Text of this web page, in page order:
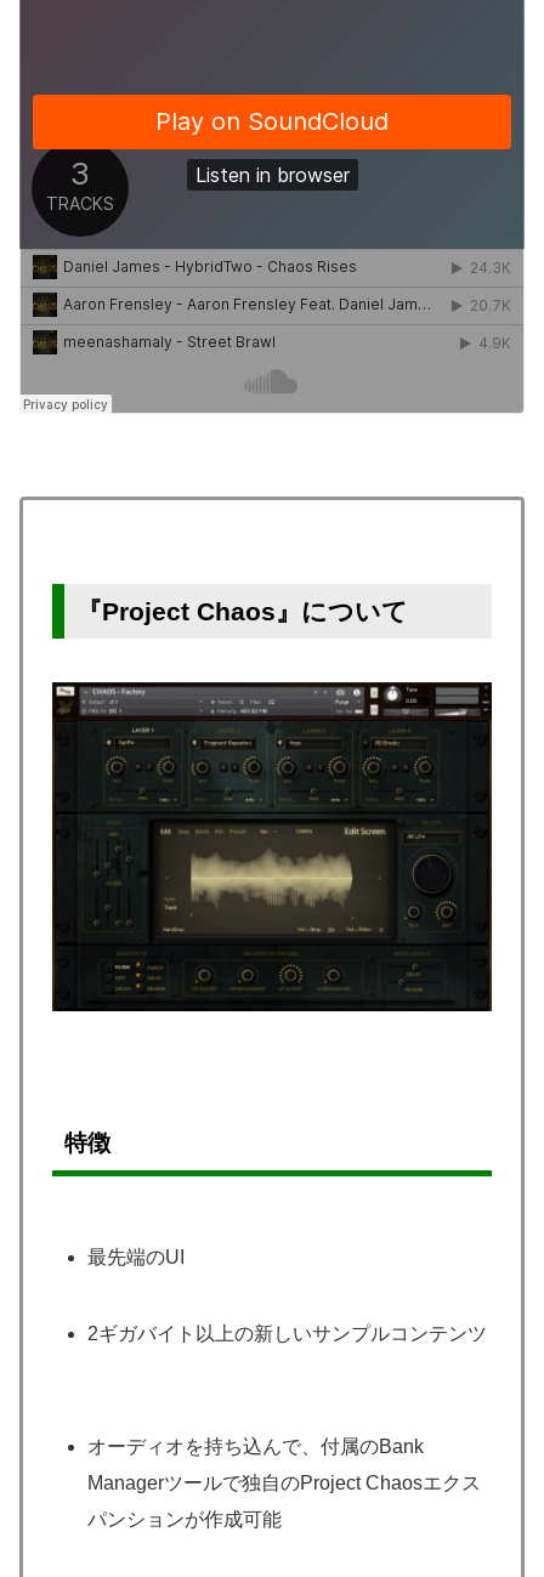
『Project Chaos』について
特徴
最先端のUI
2ギガバイト以上の新しいサンプルコンテンツ
オーディオを持ち込んで、付属のBank
Managerツールで独自のProject Chaosエクス
パンションが作成可能